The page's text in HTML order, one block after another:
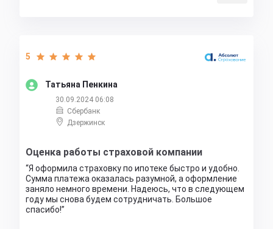
Татьяна Пенкина
5
30.09.2024 06:08
Сбербанк
Дзержинск
Оценка работы страховой компании
Я оформила страховку по ипотеке быстро и удобно.
Сумма платежа оказалась разумной, а оформление
заняло немного времени. Надеюсь, что в следующем
году мы снова будем сотрудничать. Большое
спасибо!